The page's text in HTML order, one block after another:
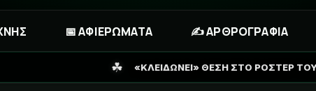
📅 ΑΦΙΕΡΩΜΑΤΑ ✍️ ΑΡΘΡΟΓΡΑΦΙΑ
«ΚΛΕΙΔΩΝΕΙ» ΘΕΣΗ ΣΤΟ ΡΟΣΤΕΡ ΤΟΥ ΠΑΝΑΘΗΝΑΪΚΟΥ Ο